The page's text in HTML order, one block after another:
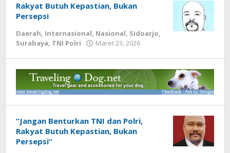
Rakyat Butuh Kepastian, Bukan
Persepsi
Daerah, Internasional, Nasional, Sidoarjo,
Surabaya, TNI Polri Maret 23, 2026
“Jangan Benturkan TNI dan Polri,
Rakyat Butuh Kepastian, Bukan
Persepsi”